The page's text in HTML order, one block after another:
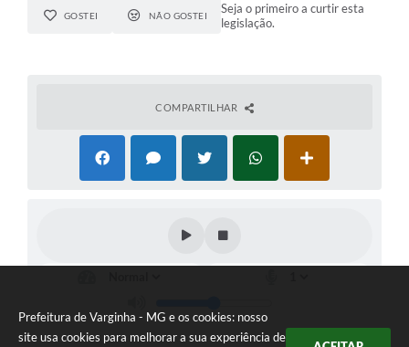
Prefeitura de Varginha - MG e os cookies: nosso
site usa cookies para melhorar a sua experiência de
GOSTEI NÃO GOSTEI
Seja o primeiro a curtir esta
legislação.
COMPARTILHAR